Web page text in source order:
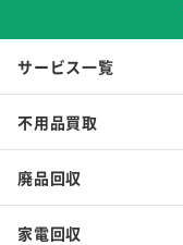
サービス一覧
不用品買取
廃品回収
家電回収